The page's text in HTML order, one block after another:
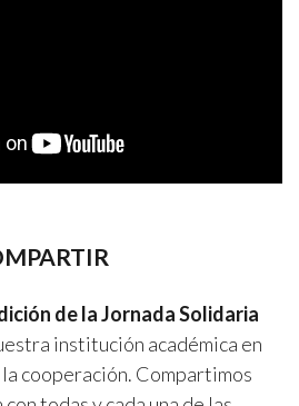
de la Jornada Solidaria
institución académica en
cooperación. Compartimos